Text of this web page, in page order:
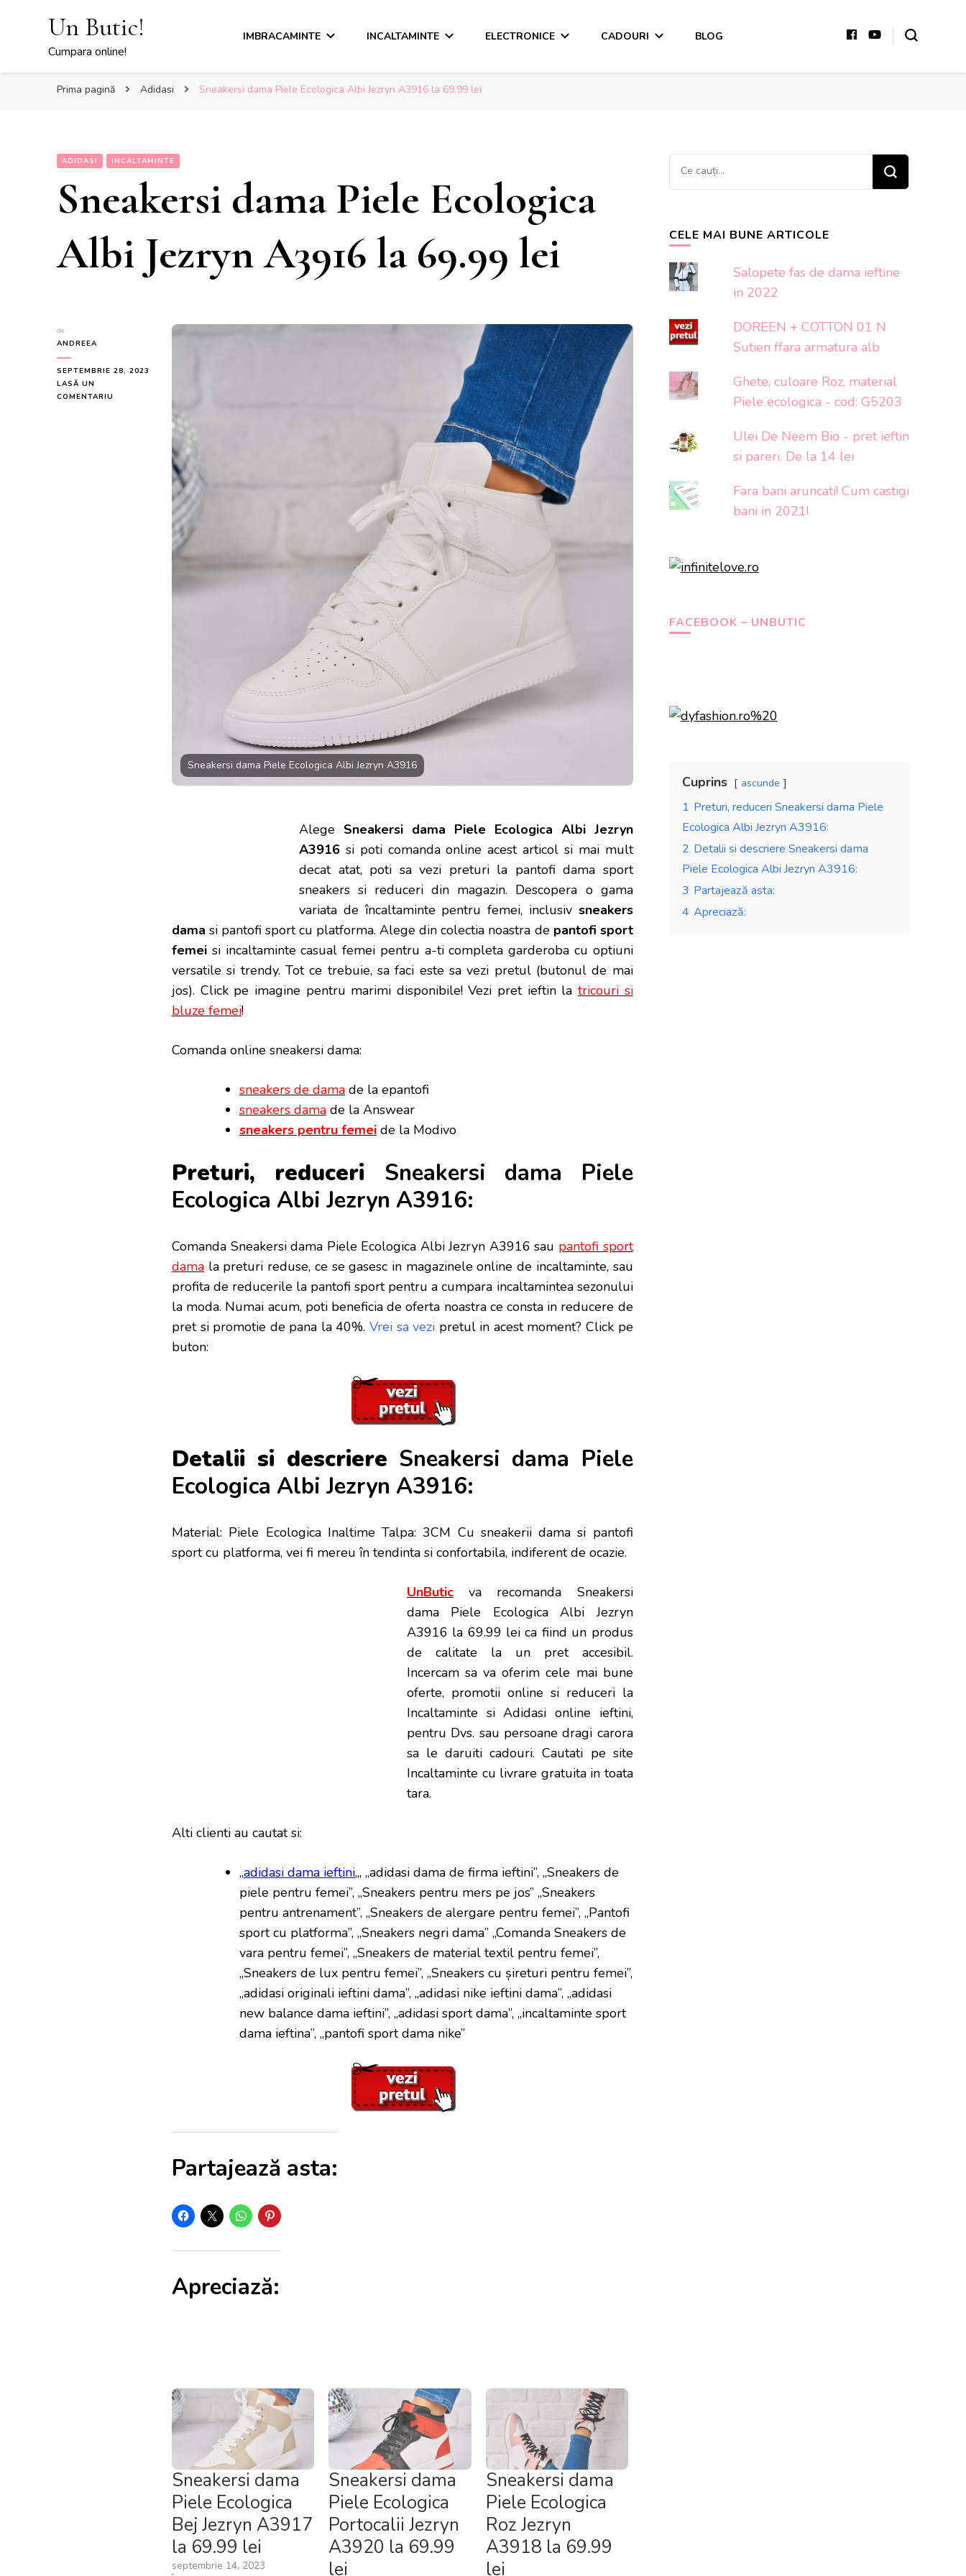
Un Butic!
Cumpara online!
IMBRACAMINTE INCALTAMINTE ELECTRONICE CADOURI BLOG
Prima pagină Adidasi Sneakersi dama Piele Ecologica Albi Jezryn A3916 la 69.99 lei
ADIDASI INCALTAMINTE
Sneakersi dama Piele Ecologica
Albi Jezryn A3916 la 69.99 lei
de
ANDREEA
SEPTEMBRIE 28, 2023
LASĂ UN
COMENTARIU
Sneakersi dama Piele Ecologica Albi Jezryn A3916
Alege Sneakersi dama Piele Ecologica Albi Jezryn
A3916 si poti comanda online acest articol si mai mult
decat atat, poti sa vezi preturi la pantofi dama sport
sneakers si reduceri din magazin. Descopera o gama
variata de încaltaminte pentru femei, inclusiv sneakers
dama si pantofi sport cu platforma. Alege din colectia noastra de pantofi sport
femei si incaltaminte casual femei pentru a-ti completa garderoba cu optiuni
versatile si trendy. Tot ce trebuie, sa faci este sa vezi pretul (butonul de mai
jos). Click pe imagine pentru marimi disponibile! Vezi pret ieftin la tricouri si
bluze femei!
Comanda online sneakersi dama:
sneakers de dama de la epantofi
sneakers dama de la Answear
sneakers pentru femei de la Modivo
Preturi, reduceri Sneakersi dama Piele
Ecologica Albi Jezryn A3916:
Comanda Sneakersi dama Piele Ecologica Albi Jezryn A3916 sau pantofi sport
dama la preturi reduse, ce se gasesc in magazinele online de incaltaminte, sau
profita de reducerile la pantofi sport pentru a cumpara incaltamintea sezonului
la moda. Numai acum, poti beneficia de oferta noastra ce consta in reducere de
pret si promotie de pana la 40%.Vrei sa vezi pretul in acest moment? Click pe
buton:
Detalii si descriere Sneakersi dama Piele
Ecologica Albi Jezryn A3916:
Material: Piele Ecologica Inaltime Talpa: 3CM Cu sneakerii dama si pantofi
sport cu platforma, vei fi mereu în tendinta si confortabila, indiferent de ocazie.
UnButic va recomanda Sneakersi
dama Piele Ecologica Albi Jezryn
A3916 la 69.99 lei ca fiind un produs
de calitate la un pret accesibil.
Incercam sa va oferim cele mai bune
oferte, promotii online si reduceri la
Incaltaminte si Adidasi online ieftini,
pentru Dvs. sau persoane dragi carora
sa le daruiti cadouri. Cautati pe site
Incaltaminte cu livrare gratuita in toata
tara.
Alti clienti au cautat si:
„adidasi dama ieftini„, „adidasi dama de firma ieftini”, „Sneakers de
piele pentru femei”, „Sneakers pentru mers pe jos” „Sneakers
pentru antrenament”, „Sneakers de alergare pentru femei”, „Pantofi
sport cu platforma”, „Sneakers negri dama” „Comanda Sneakers de
vara pentru femei”, „Sneakers de material textil pentru femei”,
„Sneakers de lux pentru femei”, „Sneakers cu șireturi pentru femei”,
„adidasi originali ieftini dama”, „adidasi nike ieftini dama”, „adidasi
new balance dama ieftini”, „adidasi sport dama”, „incaltaminte sport
dama ieftina”, „pantofi sport dama nike”
Partajează asta:
Apreciază:
Sneakersi dama
Piele Ecologica
Bej Jezryn A3917
la 69.99 lei
septembrie 14, 2023
Sneakersi dama
Piele Ecologica
Portocalii Jezryn
A3920 la 69.99
lei
Sneakersi dama
Piele Ecologica
Roz Jezryn
A3918 la 69.99
lei
Cauți
ceva?
CELE MAI BUNE ARTICOLE
Salopete fas de dama ieftine
in 2022
DOREEN + COTTON 01 N
Sutien ffara armatura alb
Ghete, culoare Roz, material
Piele ecologica - cod: G5203
Ulei De Neem Bio - pret ieftin
si pareri. De la 14 lei
Fara bani aruncati! Cum castigi
bani in 2021!
FACEBOOK – UNBUTIC
Cuprins ascunde
1 Preturi, reduceri Sneakersi dama Piele
Ecologica Albi Jezryn A3916:
2 Detalii si descriere Sneakersi dama
Piele Ecologica Albi Jezryn A3916:
3 Partajează asta:
4 Apreciază: